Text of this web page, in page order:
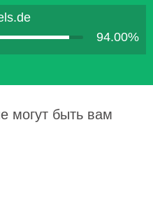
94.00%
могут быть вам